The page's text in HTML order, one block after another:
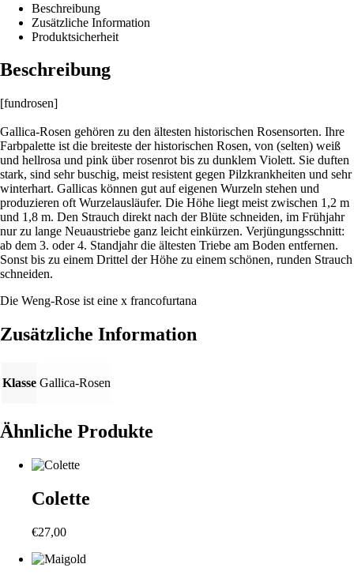
Beschreibung
Zusätzliche Information
Produktsicherheit
Beschreibung
[fundrosen]
Gallica-Rosen gehören zu den ältesten historischen Rosensorten. Ihre
Farbpalette ist die breiteste der historischen Rosen, von (selten) weiß
und hellrosa und pink über rosenrot bis zu dunklem Violett. Sie duften
stark, sind sehr buschig, meist resistent gegen Pilzkrankheiten und sehr
winterhart. Gallicas können gut auf eigenen Wurzeln stehen und
produzieren oft Wurzelausläufer. Die Höhe liegt meist zwischen 1,2 m
und 1,8 m. Den Strauch direkt nach der Blüte schneiden, im Frühjahr
nur zu lange Neuaustriebe ganz leicht einkürzen. Verjüngungsschnitt:
ab dem 3. oder 4. Standjahr die ältesten Triebe am Boden entfernen.
Sonst bis zu einem Drittel der Höhe zu einem schönen, runden Strauch
schneiden.
Die Weng-Rose ist eine x francofurtana
Zusätzliche Information
Klasse Gallica-Rosen
Ähnliche Produkte
Colette
€27,00